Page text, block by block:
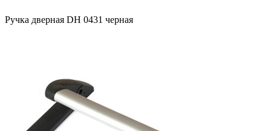
Ручка дверная DH 0431 черная